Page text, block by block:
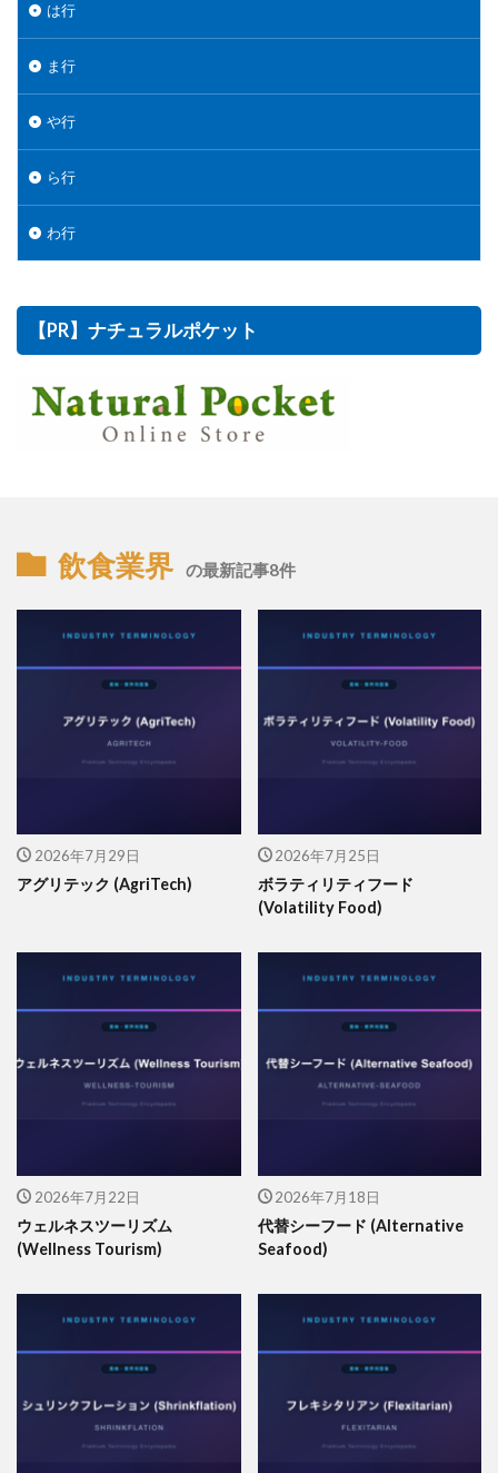
は行
ま行
や行
ら行
わ行
【PR】ナチュラルポケット
飲食業界 の最新記事8件
2026年7月29日
アグリテック (AgriTech)
2026年7月25日
ボラティリティフード
(Volatility Food)
2026年7月22日
ウェルネスツーリズム
(Wellness Tourism)
2026年7月18日
代替シーフード (Alternative
Seafood)